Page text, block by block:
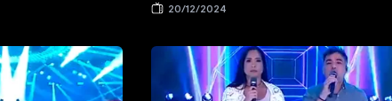
20/12/2024